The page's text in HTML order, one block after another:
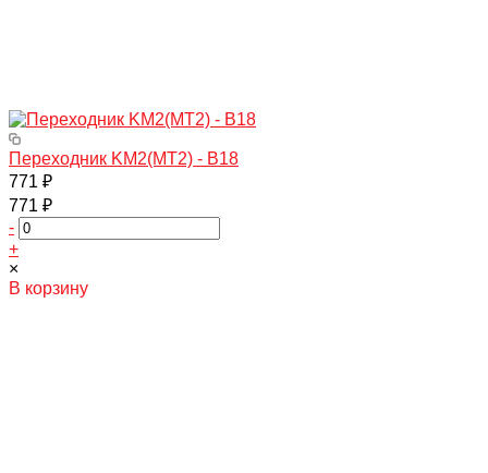
Переходник KM2(МТ2) - B18
771 ₽
771 ₽
-
+
×
В корзину